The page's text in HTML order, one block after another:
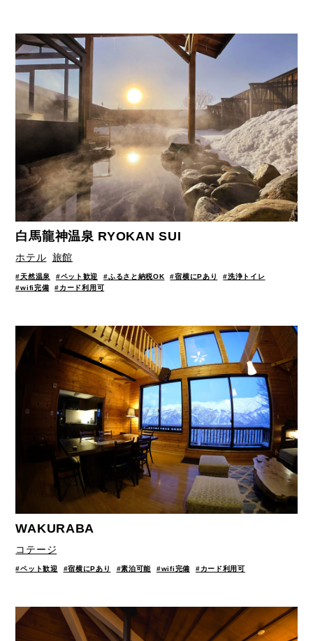
白馬龍神温泉 RYOKAN SUI
ホテル 旅館
#天然温泉 #ペット歓迎 #ふるさと納税OK #宿横にPあり
#洗浄トイレ
#wifi完備
#カード利用可
WAKURABA
コテージ
#ペット歓迎 #宿横にPあり #素泊可能 #wifi完備 #カード利用可